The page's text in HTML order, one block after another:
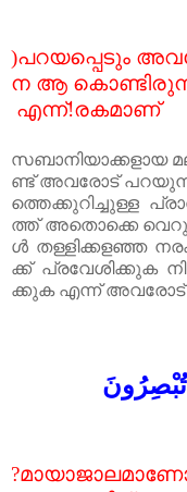
പറയപ്പെടും
)
ആ
ന
രകമാണ്
എന്ന്!
സബാനിയാക്കളായ
ണ്ട് അവരോട്
ത്തെക്കുറിച്ചുള്ള
ത്ത് അതൊക്കെ
ൾ തള്ളിക്കളഞ്ഞ
ക്ക് പ്രവേശിക്കുക
ക്കുക എന്ന് അവരോട്
تُبْصِرُونَ
?